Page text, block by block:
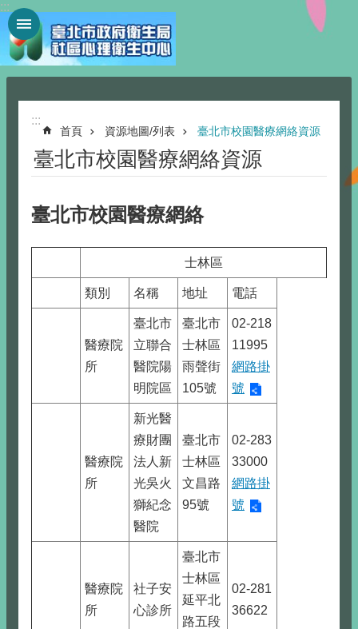
跳到主要內容區塊
:::
:::
首頁 資源地圖/列表 臺北市校園醫療網絡資源
臺北市校園醫療網絡資源
臺北市校園醫療網絡
士林區
類別 名稱 地址 電話
醫療院
所
臺北市
立聯合
醫院陽
明院區
臺北市
士林區
雨聲街
105號
02-218
11995
網路掛
號
醫療院
所
新光醫
療財團
法人新
光吳火
獅紀念
醫院
臺北市
士林區
文昌路
95號
02-283
33000
網路掛
號
醫療院
所
社子安
心診所
臺北市
士林區
延平北
路五段
02-281
36622